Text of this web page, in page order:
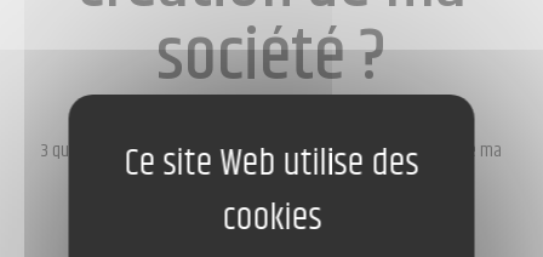
société ?
3 questions à mon notaire, comment procéder pour la création de ma
société ?
Dernière modification le 20/01/2021